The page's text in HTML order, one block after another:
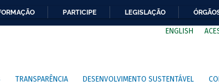
PARTICIPE LEGISLAÇÃO
ENGLISH
TRANSPARÊNCIA DESENVOLVIMENTO SUSTENTÁVEL